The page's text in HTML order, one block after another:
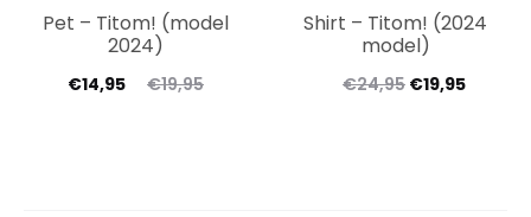
Pet – Titom! (model
2024)
€19,95
€14,95
Shirt – Titom! (2024
model)
€24,95 €19,95